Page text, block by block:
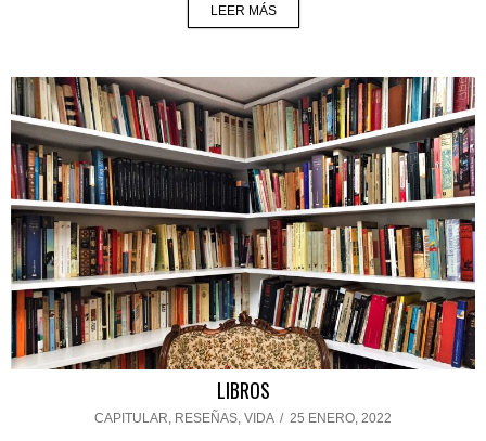
LEER MÁS
LIBROS
CAPITULAR, RESEÑAS, VIDA / 25 ENERO, 2022